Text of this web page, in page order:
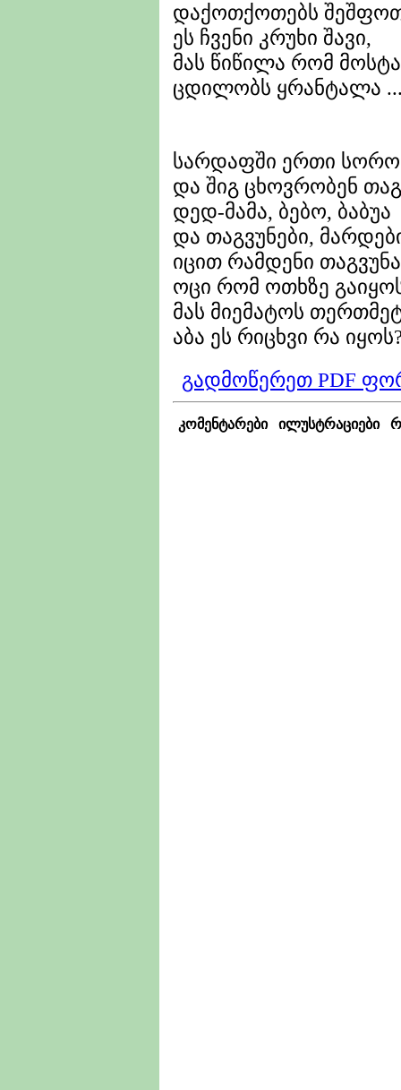
დაქოთქოთებს
ეს ჩვენი კრუხი შავი,
მას წიწილა რომ
ცდილობს ყრანტალა
სარდაფში ერთი
და შიგ ცხოვრობენ
დედ-მამა, ბებო, ბაბუა
და თაგვუნები,
იცით რამდენი
ოცი რომ ოთხზე
მას მიემატოს
აბა ეს რიცხვი რა
გადმოწერეთ PDF
კომენტარები ილუსტრაციები